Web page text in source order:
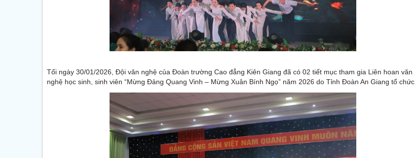
Tối ngày 30/01/2026, Đội văn nghệ của Đoàn trường Cao đẳng Kiên Giang đã có 02 tiết mục tham gia Liên hoan văn
nghệ học sinh, sinh viên “Mừng Đảng Quang Vinh – Mừng Xuân Bính Ngọ” năm 2026 do Tỉnh Đoàn An Giang tổ chức.